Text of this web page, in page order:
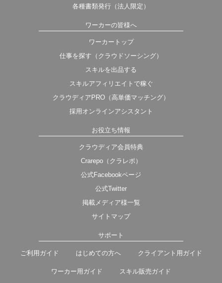
各種書類発行（法人限定）
ワーカーの皆様へ
ワーカートップ
仕事を探す（クラウドソーシング）
スキルを出品する
スキルアフィリエイトで稼ぐ
クラウディアPRO（高単価マッチング）
採用オンラインアシスタント
お役立ち情報
クラウディア会員特典
Crarepo（クラレポ）
公式Facebookページ
公式Twitter
掲載メディア様一覧
サイトマップ
サポート
ご利用ガイド はじめての方へ クライアント用ガイド
ワーカー用ガイド スキル販売ガイド